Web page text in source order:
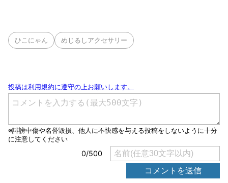
ひこにゃん めじるしアクセサリー